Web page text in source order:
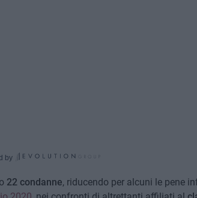
by
22 condanne, riducendo per alcuni le pene